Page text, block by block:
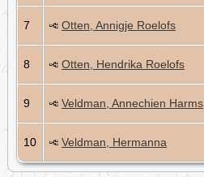
7 Otten, Annigje Roelofs
8 Otten, Hendrika Roelofs
9 Veldman, Annechien Harms
10 Veldman, Hermanna